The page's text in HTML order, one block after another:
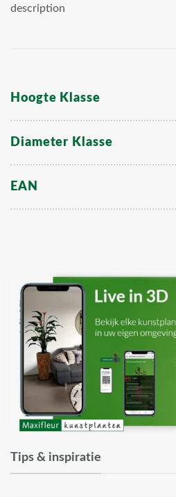
description
Hoogte Klasse
Diameter Klasse
EAN
Tips & inspiratie